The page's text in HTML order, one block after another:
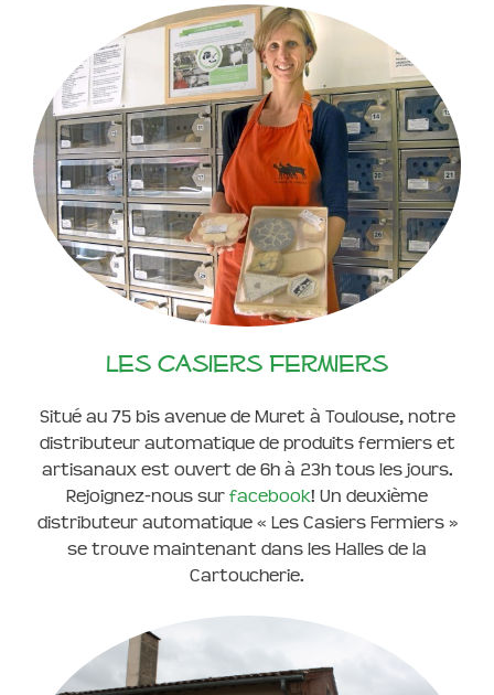
Les casiers fermiers
Situé au 75 bis avenue de Muret à Toulouse, notre
distributeur automatique de produits fermiers et
artisanaux est ouvert de 6h à 23h tous les jours.
Rejoignez-nous sur facebook! Un deuxième
distributeur automatique « Les Casiers Fermiers »
se trouve maintenant dans les Halles de la
Cartoucherie.